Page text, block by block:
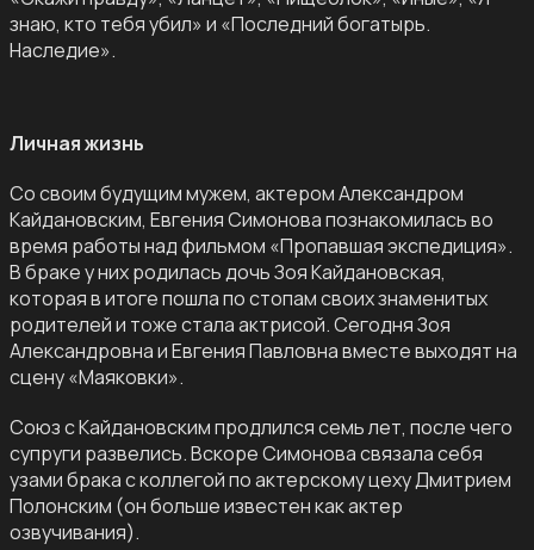
знаю, кто тебя убил» и «Последний богатырь.
Наследие».
Личная жизнь
Со своим будущим мужем, актером Александром
Кайдановским, Евгения Симонова познакомилась во
время работы над фильмом «Пропавшая экспедиция».
В браке у них родилась дочь Зоя Кайдановская,
которая в итоге пошла по стопам своих знаменитых
родителей и тоже стала актрисой. Сегодня Зоя
Александровна и Евгения Павловна вместе выходят на
сцену «Маяковки».
Союз с Кайдановским продлился семь лет, после чего
супруги развелись. Вскоре Симонова связала себя
узами брака с коллегой по актерскому цеху Дмитрием
Полонским (он больше известен как актер
озвучивания).